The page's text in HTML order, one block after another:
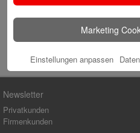
Newsletter
Privatkunden
Firmenkunden
Marketing
Einstellungen anpassen